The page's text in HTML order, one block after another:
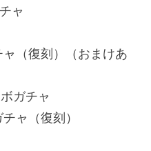
ャ
（復刻）（おまけあ
ガチャ
ャ（復刻）